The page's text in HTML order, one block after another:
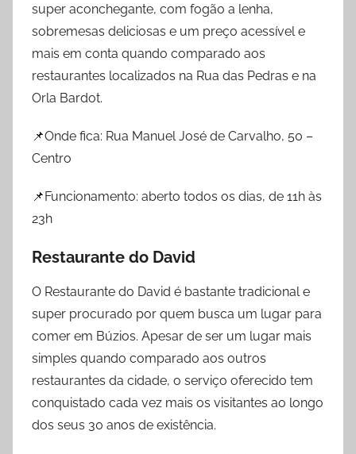
super aconchegante, com fogão a lenha,
sobremesas deliciosas e um preço acessível e
mais em conta quando comparado aos
restaurantes localizados na Rua das Pedras e na
Orla Bardot.
📌Onde fica: Rua Manuel José de Carvalho, 50 –
Centro
📌Funcionamento: aberto todos os dias, de 11h às
23h
Restaurante do David
O Restaurante do David é bastante tradicional e
super procurado por quem busca um lugar para
comer em Búzios. Apesar de ser um lugar mais
simples quando comparado aos outros
restaurantes da cidade, o serviço oferecido tem
conquistado cada vez mais os visitantes ao longo
dos seus 30 anos de existência.